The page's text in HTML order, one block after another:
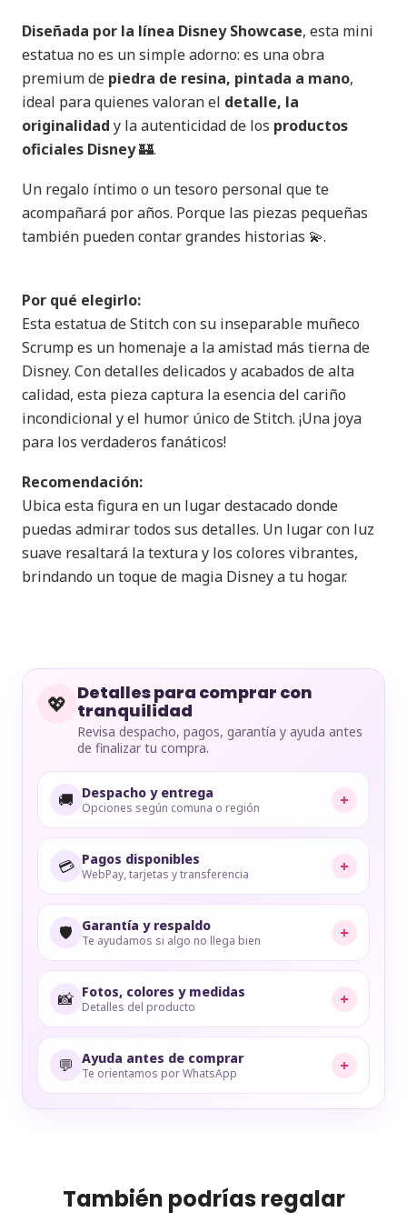
Diseñada por la línea Disney Showcase, esta mini
estatua no es un simple adorno: es una obra
premium de piedra de resina, pintada a mano,
ideal para quienes valoran el detalle, la
originalidad y la autenticidad de los productos
oficiales Disney🏰.
Un regalo íntimo o un tesoro personal que te
acompañará por años. Porque las piezas pequeñas
también pueden contar grandes historias 💫.
Por qué elegirlo:
Esta estatua de Stitch con su inseparable muñeco
Scrump es un homenaje a la amistad más tierna de
Disney. Con detalles delicados y acabados de alta
calidad, esta pieza captura la esencia del cariño
incondicional y el humor único de Stitch. ¡Una joya
para los verdaderos fanáticos!
Recomendación:
Ubica esta figura en un lugar destacado donde
puedas admirar todos sus detalles. Un lugar con luz
suave resaltará la textura y los colores vibrantes,
brindando un toque de magia Disney a tu hogar.
💖 Detalles para comprar con
tranquilidad
Revisa despacho, pagos, garantía y ayuda antes
de finalizar tu compra.
🚚 Despacho y entrega
Opciones según comuna o región +
💳 Pagos disponibles
WebPay, tarjetas y transferencia +
🛡️ Garantía y respaldo
Te ayudamos si algo no llega bien +
📸 Fotos, colores y medidas
Detalles del producto +
💬 Ayuda antes de comprar
Te orientamos por WhatsApp +
También podrías regalar